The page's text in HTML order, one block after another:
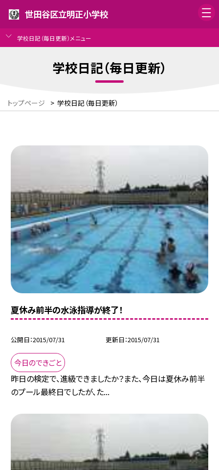
世田谷区立明正小学校
学校日記（毎日更新）メニュー
学校日記（毎日更新）
トップページ > 学校日記（毎日更新）
夏休み前半の水泳指導が終了！
公開日 2015/07/31 更新日 2015/07/31
今日のできごと
昨日の検定で、進級できましたか？また、今日は夏休み前半
のプール最終日でしたが、た...